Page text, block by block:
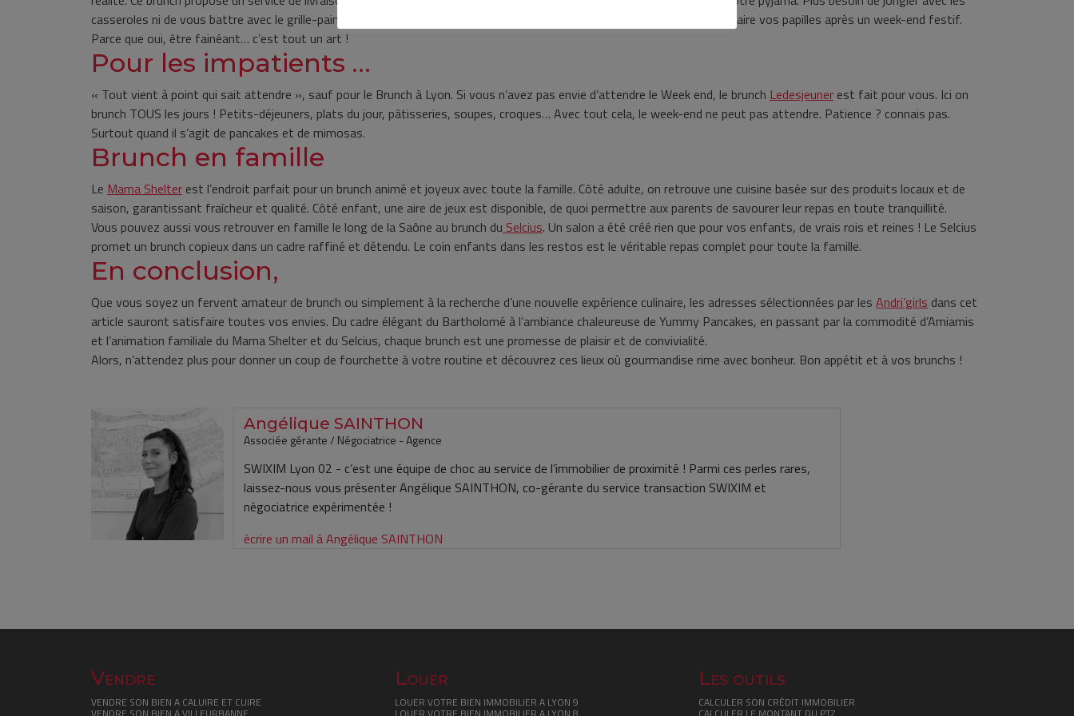
casseroles ni de vous battre avec le grille-pain avant de reprendre la semaine, Amiamis se charge de tout. De quoi satisfaire vos papilles après un week-end festif.
Parce que oui, être fainéant… c’est tout un art !
Pour les impatients …
« Tout vient à point qui sait attendre », sauf pour le Brunch à Lyon. Si vous n’avez pas envie d’attendre le Week end, le brunch Ledesjeuner est fait pour vous. Ici on
brunch TOUS les jours ! Petits-déjeuners, plats du jour, pâtisseries, soupes, croques… Avec tout cela, le week-end ne peut pas attendre. Patience ? connais pas.
Surtout quand il s’agit de pancakes et de mimosas.
Brunch en famille
Le Mama Shelter est l’endroit parfait pour un brunch animé et joyeux avec toute la famille. Côté adulte, on retrouve une cuisine basée sur des produits locaux et de
saison, garantissant fraîcheur et qualité. Côté enfant, une aire de jeux est disponible, de quoi permettre aux parents de savourer leur repas en toute tranquillité.
Vous pouvez aussi vous retrouver en famille le long de la Saône au brunch du Selcius. Un salon a été créé rien que pour vos enfants, de vrais rois et reines ! Le Selcius
promet un brunch copieux dans un cadre raffiné et détendu. Le coin enfants dans les restos est le véritable repas complet pour toute la famille.
En conclusion,
Que vous soyez un fervent amateur de brunch ou simplement à la recherche d’une nouvelle expérience culinaire, les adresses sélectionnées par les Andri’girls dans cet
article sauront satisfaire toutes vos envies. Du cadre élégant du Bartholomé à l’ambiance chaleureuse de Yummy Pancakes, en passant par la commodité d’Amiamis
et l’animation familiale du Mama Shelter et du Selcius, chaque brunch est une promesse de plaisir et de convivialité.
Alors, n’attendez plus pour donner un coup de fourchette à votre routine et découvrez ces lieux où gourmandise rime avec bonheur. Bon appétit et à vos brunchs !
Angélique SAINTHON
Associée gérante / Négociatrice - Agence
SWIXIM Lyon 02 - c’est une équipe de choc au service de l’immobilier de proximité ! Parmi ces perles rares,
laissez-nous vous présenter Angélique SAINTHON, co-gérante du service transaction SWIXIM et
négociatrice expérimentée !
écrire un mail à Angélique SAINTHON
Vendre
VENDRE SON BIEN A CALUIRE ET CUIRE
Louer
LOUER VOTRE BIEN IMMOBILIER A LYON 9
Les outils
CALCULER SON CRÉDIT IMMOBILIER